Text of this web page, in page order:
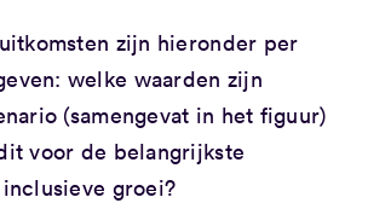
zijn hieronder per
welke waarden zijn
(samengevat in het figuur)
voor de belangrijkste
groei?